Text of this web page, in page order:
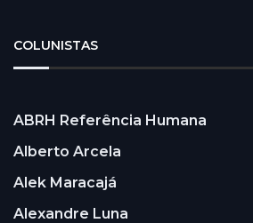
COLUNISTAS
ABRH Referência Humana
Alberto Arcela
Alek Maracajá
Alexandre Luna